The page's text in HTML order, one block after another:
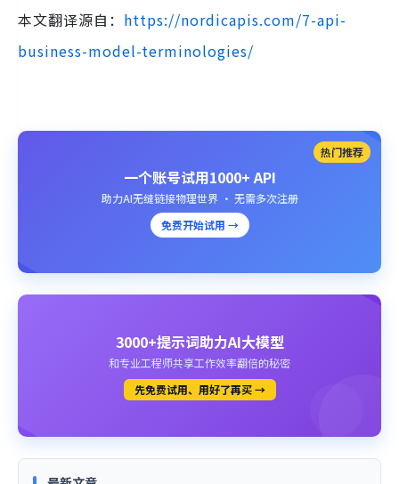
本文翻译源自： https://nordicapis.com/7-api-
business-model-terminologies/
热门推荐
一个账号试用1000+ API
助力AI无缝链接物理世界 · 无需多次注册
免费开始试用 →
3000+提示词助力AI大模型
和专业工程师共享工作效率翻倍的秘密
先免费试用、用好了再买 →